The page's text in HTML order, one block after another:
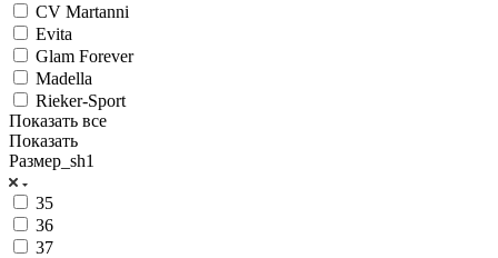
CV Martanni
Evita
Glam Forever
Madella
Rieker-Sport
Показать все
Показать
Размер_sh1
35
36
37